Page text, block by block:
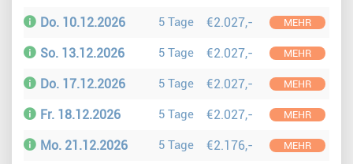
Do. 10.12.2026 5 Tage €2.027,- MEHR
So. 13.12.2026 5 Tage €2.027,- MEHR
Do. 17.12.2026 5 Tage €2.027,- MEHR
Fr. 18.12.2026 5 Tage €2.027,- MEHR
Mo. 21.12.2026 5 Tage €2.176,- MEHR